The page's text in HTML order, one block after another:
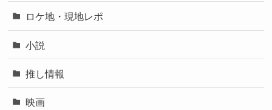
ロケ地・現地レポ
小説
推し情報
映画